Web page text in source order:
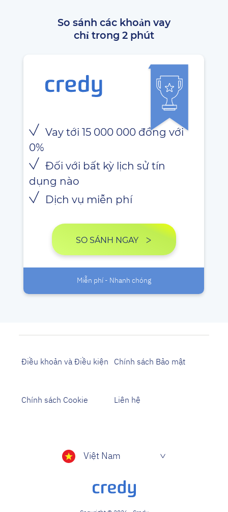
So sánh các khoản vay
chỉ trong 2 phút
Vay tới 15 000 000 đồng với
0%
Đối với bất kỳ lịch sử tín
dụng nào
Dịch vụ miễn phí
SO SÁNH NGAY
Miễn phí - Nhanh chóng
Điều khoản và Điều kiện Chính sách Bảo mật
Chính sách Cookie Liên hệ
Việt Nam